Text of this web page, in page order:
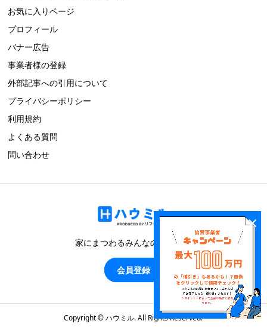
×
お気に入りページ
プロフィール
バナー広告
事業者様の登録
外部記事への引用について
プライバシーポリシー
利用規約
よくある質問
問い合わせ
家にまつわるみんなのブログ！
会員登録
Copyright ©ハウミル. All Rights Reserved.